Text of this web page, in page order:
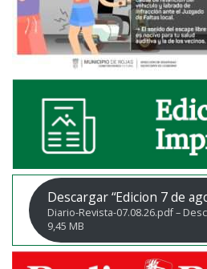
Descargar “Edicion 7 de
Diario-Revista-07.08.26.pdf –
9,45 MB